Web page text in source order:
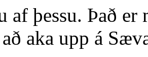
af þessu. Það er
aka upp á